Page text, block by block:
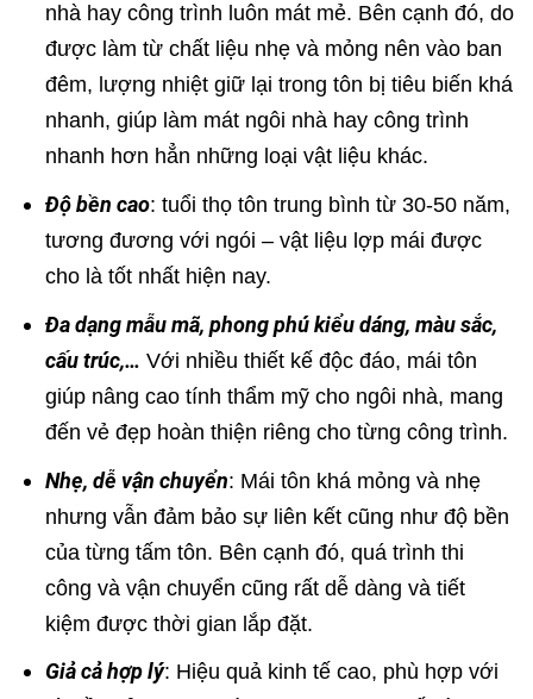
nhà hay công trình luôn mát mẻ. Bên cạnh đó, do
được làm từ chất liệu nhẹ và mỏng nên vào ban
đêm, lượng nhiệt giữ lại trong tôn bị tiêu biến khá
nhanh, giúp làm mát ngôi nhà hay công trình
nhanh hơn hẳn những loại vật liệu khác.
Độ bền cao: tuổi thọ tôn trung bình từ 30-50 năm,
tương đương với ngói – vật liệu lợp mái được
cho là tốt nhất hiện nay.
Đa dạng mẫu mã, phong phú kiểu dáng, màu sắc,
cấu trúc,… Với nhiều thiết kế độc đáo, mái tôn
giúp nâng cao tính thẩm mỹ cho ngôi nhà, mang
đến vẻ đẹp hoàn thiện riêng cho từng công trình.
Nhẹ, dễ vận chuyển: Mái tôn khá mỏng và nhẹ
nhưng vẫn đảm bảo sự liên kết cũng như độ bền
của từng tấm tôn. Bên cạnh đó, quá trình thi
công và vận chuyển cũng rất dễ dàng và tiết
kiệm được thời gian lắp đặt.
Giả cả hợp lý: Hiệu quả kinh tế cao, phù hợp với